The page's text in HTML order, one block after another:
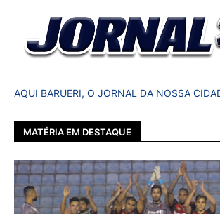
AQUI BARUERI, O JORNAL DA NOSSA
MATÉRIA EM DESTAQUE